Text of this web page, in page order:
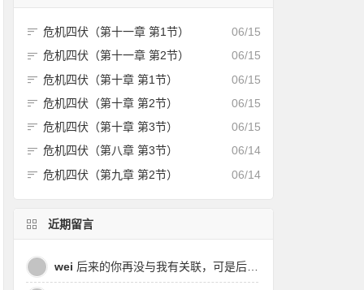
06/15
危机四伏（第十一章 第1节）
06/15
危机四伏（第十一章 第2节）
06/15
危机四伏（第十章 第1节）
06/15
危机四伏（第十章 第2节）
06/15
危机四伏（第十章 第3节）
06/14
危机四伏（第八章 第3节）
06/14
危机四伏（第九章 第2节）
近期留言
wei 后来的你再没与我有关联，可是后来我的时间皆是你，都说地球是个圆，为何兜兜转转却走不到原点